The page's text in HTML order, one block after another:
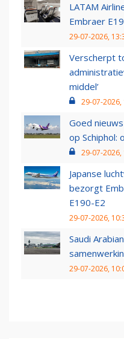
LATAM
Embraer
29-07-2026,
Verscherpt
middel’
29-07-2026,
Goed
op Schiphol:
29-07-2026,
Japanse
bezorgt
E190-E2
29-07-2026,
Saudi
29-07-2026,